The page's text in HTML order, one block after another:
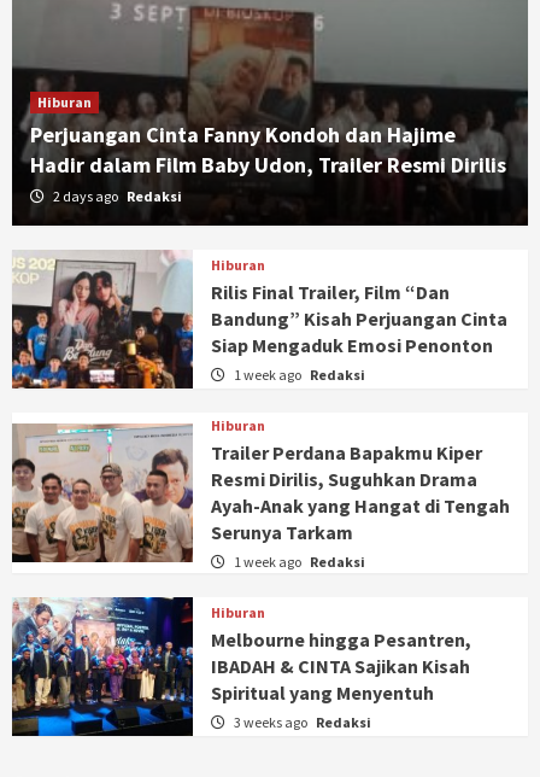
Hiburan
Perjuangan Cinta Fanny Kondoh dan Hajime
Hadir dalam Film Baby Udon, Trailer Resmi Dirilis
2 days ago Redaksi
Hiburan
Rilis Final Trailer, Film “Dan
Bandung” Kisah Perjuangan Cinta
Siap Mengaduk Emosi Penonton
1 week ago Redaksi
Hiburan
Trailer Perdana Bapakmu Kiper
Resmi Dirilis, Suguhkan Drama
Ayah-Anak yang Hangat di Tengah
Serunya Tarkam
1 week ago Redaksi
Hiburan
Melbourne hingga Pesantren,
IBADAH & CINTA Sajikan Kisah
Spiritual yang Menyentuh
3 weeks ago Redaksi